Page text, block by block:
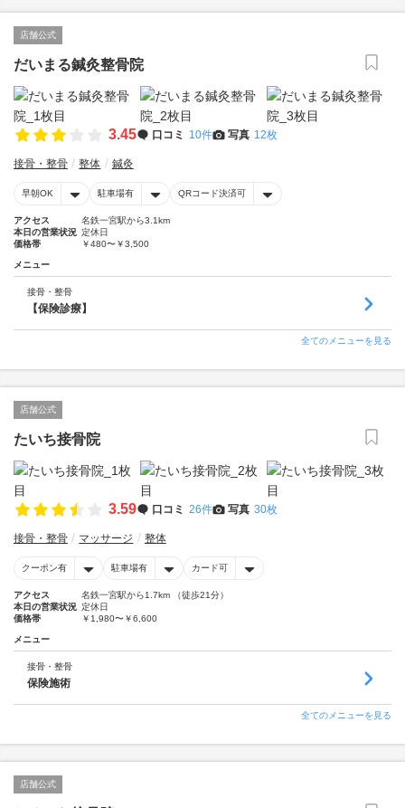
店舗公式
だいまる鍼灸整骨院
3.45 口コミ 10件 写真 12枚
接骨・整骨 整体 鍼灸
早朝OK 駐車場有 QRコード決済可
アクセス
名鉄一宮駅から3.1km
本日の営業状況 定休日
価格帯
￥480〜￥3,500
メニュー
接骨・整骨
【保険診療】
全てのメニューを見る
店舗公式
たいち接骨院
3.59 口コミ 26件 写真 30枚
接骨・整骨 マッサージ 整体
クーポン有 駐車場有 カード可
アクセス
名鉄一宮駅から1.7km （徒歩21分）
本日の営業状況 定休日
価格帯
￥1,980〜￥6,600
メニュー
接骨・整骨
保険施術
全てのメニューを見る
店舗公式